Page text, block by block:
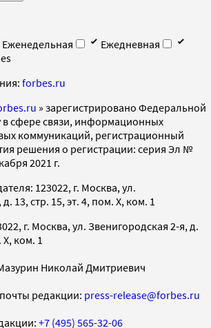
Еженедельная
Ежедневная
forbes.ru
» зарегистрировано Федеральной
в сфере связи, информационных
коммуникаций, регистрационный
решения о регистрации: серия Эл №
2021 г.
123022, г. Москва, ул.
13, стр. 15, эт. 4, пом. X, ком. 1
г. Москва, ул. Звенигородская 2-я, д.
ком. 1
Николай Дмитриевич
редакции: press-release@forbes.ru
+7 (495) 565-32-06